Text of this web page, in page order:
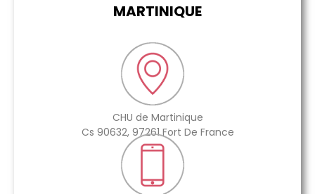
MARTINIQUE
CHU de Martinique
Cs 90632, 97261 Fort De France